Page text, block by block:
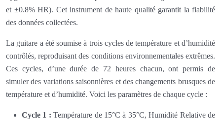
et ±0.8% HR). Cet instrument de haute qualité garantit la fiabilité
des données collectées.
La guitare a été soumise à trois cycles de température et d’humidité
contrôlés, reproduisant des conditions environnementales extrêmes.
Ces cycles, d’une durée de 72 heures chacun, ont permis de
simuler des variations saisonnières et des changements brusques de
température et d’humidité. Voici les paramètres de chaque cycle :
Cycle 1 :Température de 15°C à 35°C, Humidité Relative de